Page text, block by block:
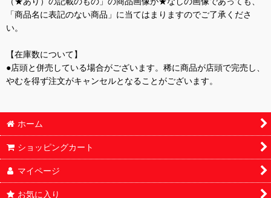
「商品名に表記のない商品」に当てはまりますのでご了承くださ
い。
【在庫数について】
●店頭と併売している場合がございます。稀に商品が店頭で完売し、
やむを得ず注文がキャンセルとなることがございます。
ホーム
ショッピングカート
マイページ
お気に入り